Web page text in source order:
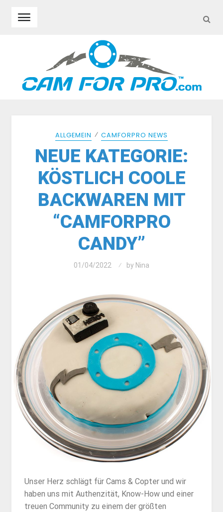
ALLGEMEIN ⁄ CAMFORPRO NEWS
NEUE KATEGORIE:
KÖSTLICH COOLE
BACKWAREN MIT
“CAMFORPRO
CANDY”
01/04/2022 by Nina
Unser Herz schlägt für Cams & Copter und wir
haben uns mit Authenzität, Know-How und einer
treuen Community zu einem der größten